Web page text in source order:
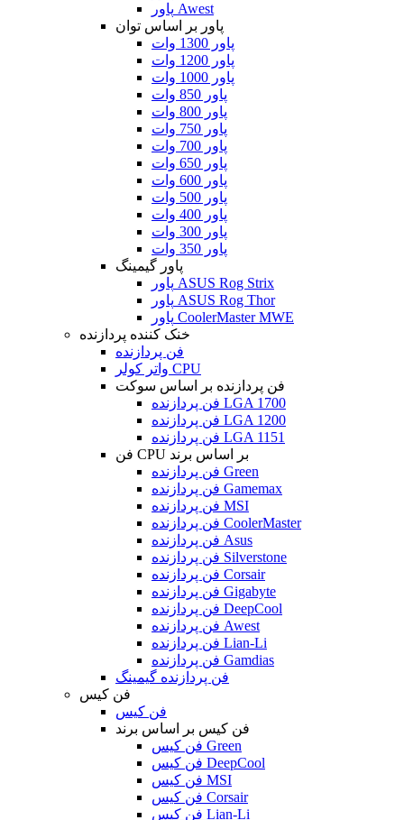
پاور Awest
پاور بر اساس توان
پاور 1300 وات
پاور 1200 وات
پاور 1000 وات
پاور 850 وات
پاور 800 وات
پاور 750 وات
پاور 700 وات
پاور 650 وات
پاور 600 وات
پاور 500 وات
پاور 400 وات
پاور 300 وات
پاور 350 وات
پاور گیمینگ
پاور ASUS Rog Strix
پاور ASUS Rog Thor
پاور CoolerMaster MWE
خنک کننده پردازنده
فن پردازنده
واتر کولر CPU
فن پردازنده بر اساس سوکت
فن پردازنده LGA 1700
فن پردازنده LGA 1200
فن پردازنده LGA 1151
فن CPU بر اساس برند
فن پردازنده Green
فن پردازنده Gamemax
فن پردازنده MSI
فن پردازنده CoolerMaster
فن پردازنده Asus
فن پردازنده Silverstone
فن پردازنده Corsair
فن پردازنده Gigabyte
فن پردازنده DeepCool
فن پردازنده Awest
فن پردازنده Lian-Li
فن پردازنده Gamdias
فن پردازنده گیمینگ
فن کیس
فن کیس
فن کیس بر اساس برند
فن کیس Green
فن کیس DeepCool
فن کیس MSI
فن کیس Corsair
فن کیس Lian-Li